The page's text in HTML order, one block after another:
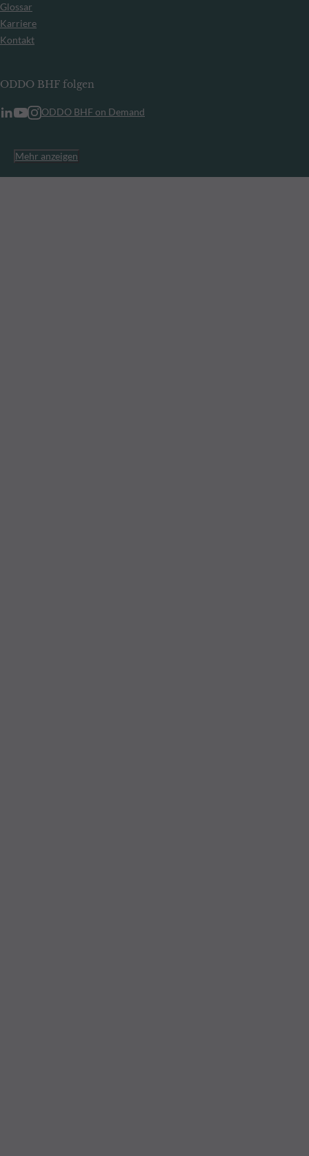
Glossar
Karriere
Kontakt
ODDO BHF folgen
ODDO BHF on Demand
Mehr anzeigen